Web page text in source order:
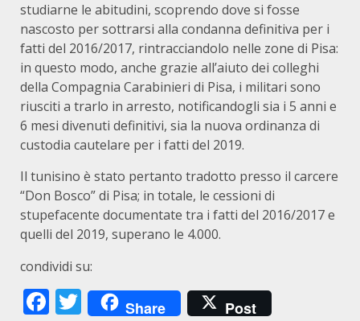
studiarne le abitudini, scoprendo dove si fosse
nascosto per sottrarsi alla condanna definitiva per i
fatti del 2016/2017, rintracciandolo nelle zone di Pisa:
in questo modo, anche grazie all’aiuto dei colleghi
della Compagnia Carabinieri di Pisa, i militari sono
riusciti a trarlo in arresto, notificandogli sia i 5 anni e
6 mesi divenuti definitivi, sia la nuova ordinanza di
custodia cautelare per i fatti del 2019.
Il tunisino è stato pertanto tradotto presso il carcere
“Don Bosco” di Pisa; in totale, le cessioni di
stupefacente documentate tra i fatti del 2016/2017 e
quelli del 2019, superano le 4.000.
condividi su:
Facebook
Twitter
Share Post